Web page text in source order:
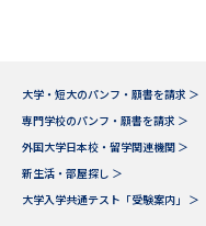
幼稚園教員資格認定試験
高等学校（情報）教員資格認定
試験
大学・短大のパンフ・願書を請求 ＞
専門学校のパンフ・願書を請求 ＞
外国大学日本校・留学関連機関 ＞
新生活・部屋探し ＞
大学入学共通テスト「受験案内」 ＞